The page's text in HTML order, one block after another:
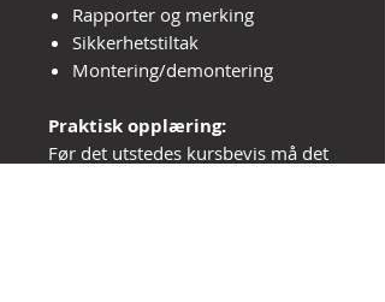
Rapporter og merking
Sikkerhetstiltak
Montering/demontering
Praktisk opplæring:
Før det utstedes kursbevis må det